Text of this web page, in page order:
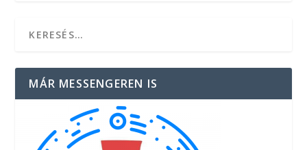
MÁR MESSENGEREN IS